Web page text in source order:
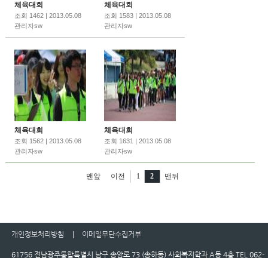
체육대회
조회 1462 | 2013.05.08
관리자sw
체육대회
조회 1583 | 2013.05.08
관리자sw
체육대회
조회 1562 | 2013.05.08
관리자sw
체육대회
조회 1631 | 2013.05.08
관리자sw
맨앞 이전 1 2 맨뒤
개인정보처리방침 이메일무단수집거부
61756 전남광주통합특별시 남구 송암로 73 (송하동) 사회복지학과 A동 4층 TEL 062-